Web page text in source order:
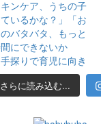
さらに読み込む...